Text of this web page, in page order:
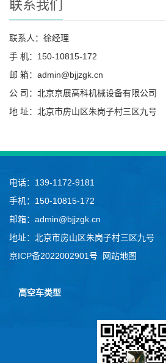
联系我们
联系人：徐经理
手 机：150-10815-172
邮 箱：admin@bjjzgk.cn
公 司：北京京展高科机械设备有限公司
地 址：北京市房山区朱岗子村三区九号
电话：139-1172-9181
手机：150-10815-172
邮箱：admin@bjjzgk.cn
地址：北京市房山区朱岗子村三区九号
京ICP备2022002901号
网站地图
高空车类型